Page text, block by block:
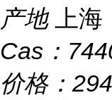
产地
上海
Cas：
价格： 294